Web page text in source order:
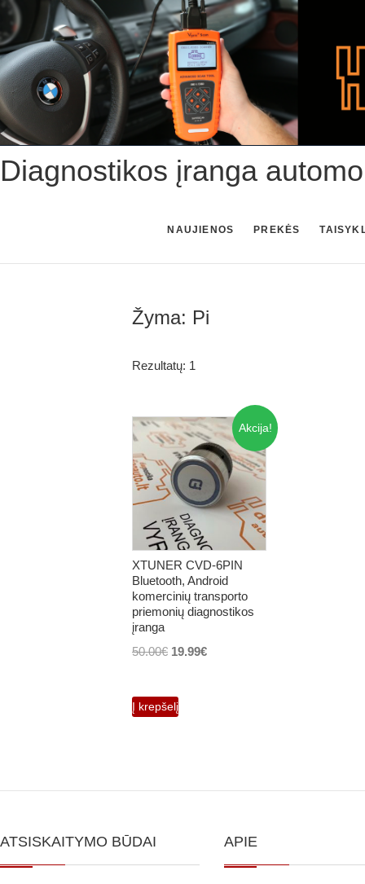
Skip
to
content
Diagnostikos įranga
NAUJIENOS PREKĖS
Žyma: Pi
Rezultatų: 1
Akcija!
XTUNER CVD-6PIN
Bluetooth, Android
komercinių transporto
priemonių diagnostikos
įranga
50.00€ Original
was:
50.00€.
19.99€Current
Į krepšelį
ATSISKAITYMO BŪDAI APIE